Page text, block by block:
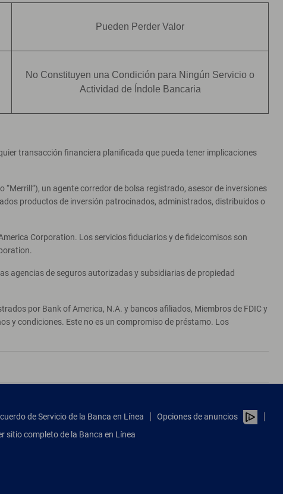
Pueden Perder Valor
No Constituyen una Condición para Ningún Servicio o
Actividad de Índole Bancaria
transacción financiera planificada que pueda tener implicaciones
un agente corredor de bolsa registrado, asesor de inversiones
productos de inversión patrocinados, administrados, distribuidos o
Corporation. Los servicios fiduciarios y de fideicomisos son
agencias de seguros autorizadas y subsidiarias de propiedad
por Bank of America, N.A. y bancos afiliados, Miembros de FDIC y
y condiciones. Este no es un compromiso de préstamo. Los
de Servicio de la Banca en Línea
Opciones de anuncios
sitio completo de la Banca en Línea